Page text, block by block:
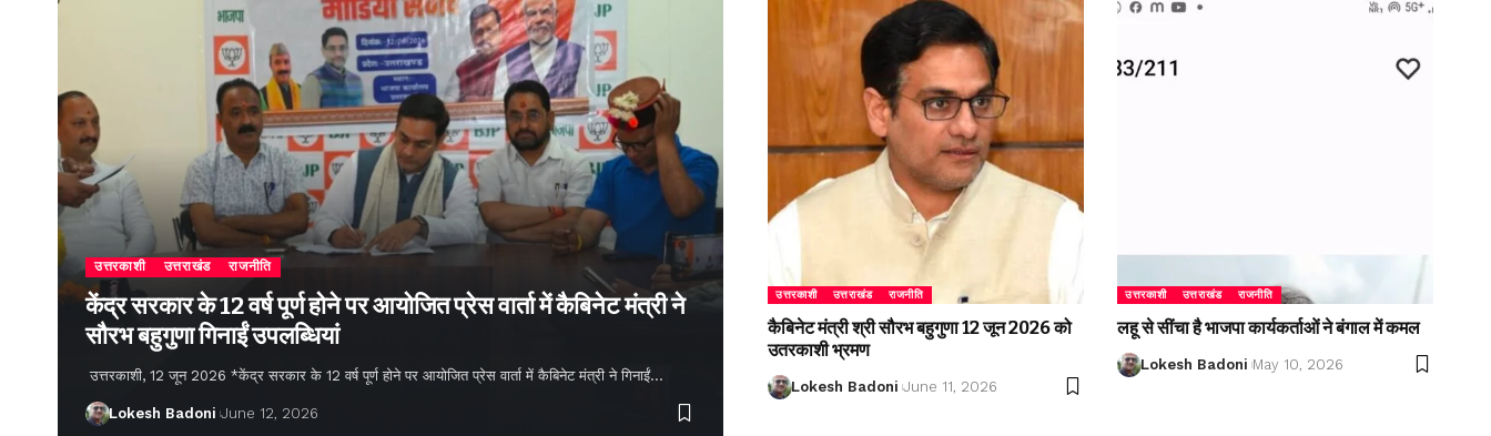
उत्तरकाशी उत्तराखंड राजनीति
केंद्र सरकार के 12 वर्ष पूर्ण होने पर आयोजित प्रेस वार्ता में कैबिनेट मंत्री ने
सौरभ बहुगुणा गिनाईं उपलब्धियां
उत्तरकाशी, 12 जून 2026 *केंद्र सरकार के 12 वर्ष पूर्ण होने पर आयोजित प्रेस वार्ता में कैबिनेट मंत्री ने गिनाईं…
Lokesh Badoni June 12, 2026
उत्तरकाशी उत्तराखंड राजनीति
कैबिनेट मंत्री श्री सौरभ बहुगुणा 12 जून 2026 को
उतरकाशी भ्रमण
Lokesh Badoni June 11, 2026
उत्तरकाशी उत्तराखंड राजनीति
लहू से सींचा है भाजपा कार्यकर्ताओं ने बंगाल में कमल
Lokesh Badoni May 10, 2026